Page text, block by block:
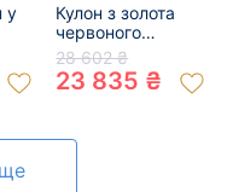
у
Кулон з золота
червоного
кольору з
цирконом
«Серця» 01-
28 602 ₴
23 835 ₴